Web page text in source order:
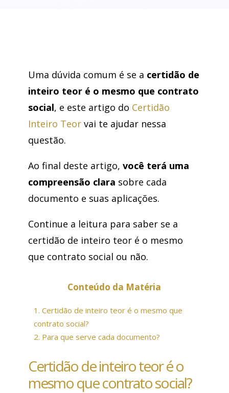
Uma dúvida comum é se a certidão de
inteiro teor é o mesmo que contrato
social, e este artigo do Certidão
Inteiro Teorvai te ajudar nessa
questão.
Ao final deste artigo, você terá uma
compreensão clara sobre cada
documento e suas aplicações.
Continue a leitura para saber se a
certidão de inteiro teor é o mesmo
que contrato social ou não.
Conteúdo da Matéria
1. Certidão de inteiro teor é o mesmo que
contrato social?
2. Para que serve cada documento?
Certidão de inteiro teor é o
mesmo que contrato social?